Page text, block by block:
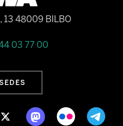
13 48009 BILBO
03 77 00